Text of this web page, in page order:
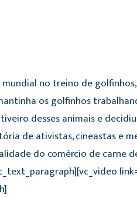
no treino de
os golfinhos
desses animais e
de ativistas, cineastas e
do comércio de carne